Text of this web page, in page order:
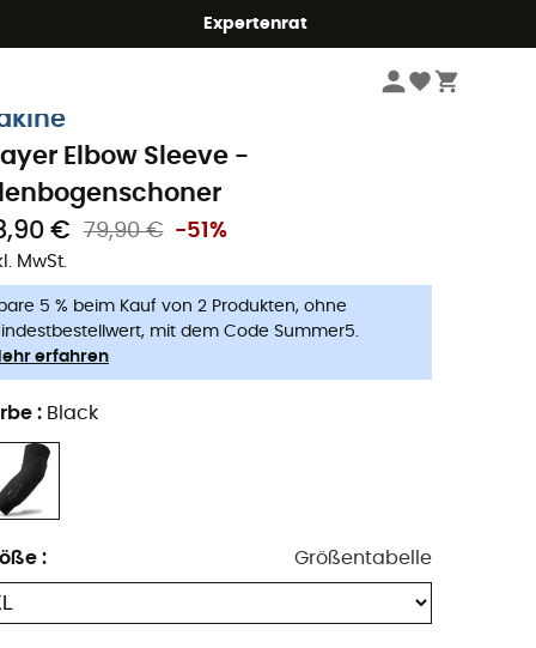
Expertenrat
MTB Ellenbogenschoner
Elbow Sleeve -
€
79,90 € -51%
MwSt.
5 % beim Kauf von 2 Produkten, ohne
mit dem Code Summer5.
erfahren
: Black
: Größentabelle